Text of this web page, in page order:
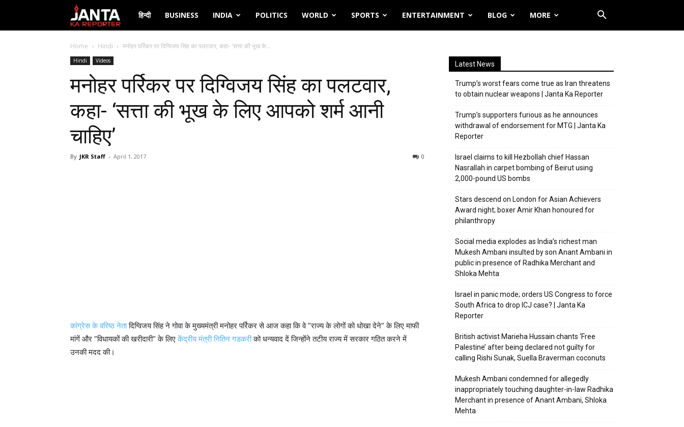
Janta
Ka
Reporter
हिन्दी BUSINESS INDIA POLITICS WORLD SPORTS ENTERTAINMENT BLOG MORE
Home Hindi मनोहर पर्रिकर पर दिग्विजय सिंह का पलटवार, कहा- ‘सत्ता की भूख के...
Hindi Videos
मनोहर पर्रिकर पर दिग्विजय सिंह का पलटवार,
कहा- ‘सत्ता की भूख के लिए आपको शर्म आनी
चाहिए’
By JKR Staff - April 1, 2017 0
कांग्रेस के वरिष्ठ नेतादिग्विजय सिंह ने गोवा के मुख्यमंत्री मनोहर पर्रिकर से आज कहा कि वे ”राज्य के लोगों को धोखा देने” के लिए माफी
मांगें और ”विधायकों की खरीदारी” के लिएकेंद्रीय मंत्री नितिन गडकरीको धन्यवाद दें जिन्होंने तटीय राज्य में सरकार गठित करने में
उनकी मदद की।
Latest News
Trump’s worst fears come true as Iran threatens
to obtain nuclear weapons | Janta Ka Reporter
Trump’s supporters furious as he announces
withdrawal of endorsement for MTG | Janta Ka
Reporter
Israel claims to kill Hezbollah chief Hassan
Nasrallah in carpet bombing of Beirut using
2,000-pound US bombs
Stars descend on London for Asian Achievers
Award night; boxer Amir Khan honoured for
philanthropy
Social media explodes as India’s richest man
Mukesh Ambani insulted by son Anant Ambani in
public in presence of Radhika Merchant and
Shloka Mehta
Israel in panic mode; orders US Congress to force
South Africa to drop ICJ case? | Janta Ka
Reporter
British activist Marieha Hussain chants ‘Free
Palestine’ after being declared not guilty for
calling Rishi Sunak, Suella Braverman coconuts
Mukesh Ambani condemned for allegedly
inappropriately touching daughter-in-law Radhika
Merchant in presence of Anant Ambani, Shloka
Mehta